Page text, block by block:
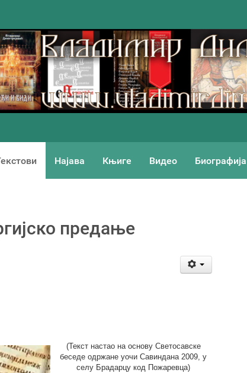
Најава Књиге Видео Биографија
предање
(Текст настао на основу Светосавске
беседе одржане уочи Савиндана 2009, у
селу Брадарцу код Пожаревца)